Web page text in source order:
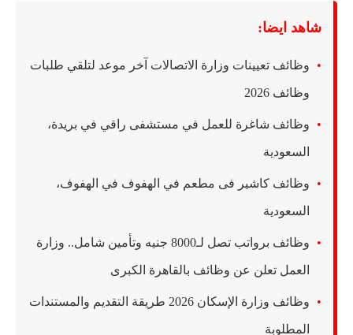
شاهد ايضا:
وظائف تعيينات وزارة الاتصالات آخر موعد لتلقي طلبات
وظائف 2026
وظائف شاغرة للعمل في مستشفى راقي في بريدة،
السعودية
وظائف كاشير فى مطعم في الهفوف في الهفوف،
السعودية
وظائف برواتب تصل لـ8000 جنيه وتأمين شامل.. وزارة
العمل تعلن عن وظائف بالقاهرة الكبرى
وظائف وزارة الإسكان 2026 طريقة التقديم والمستندات
المطلوبة